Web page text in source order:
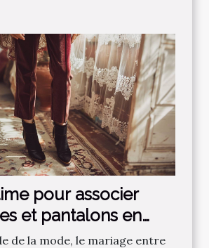
pour associer
et pantalons en
de la mode, le mariage entre